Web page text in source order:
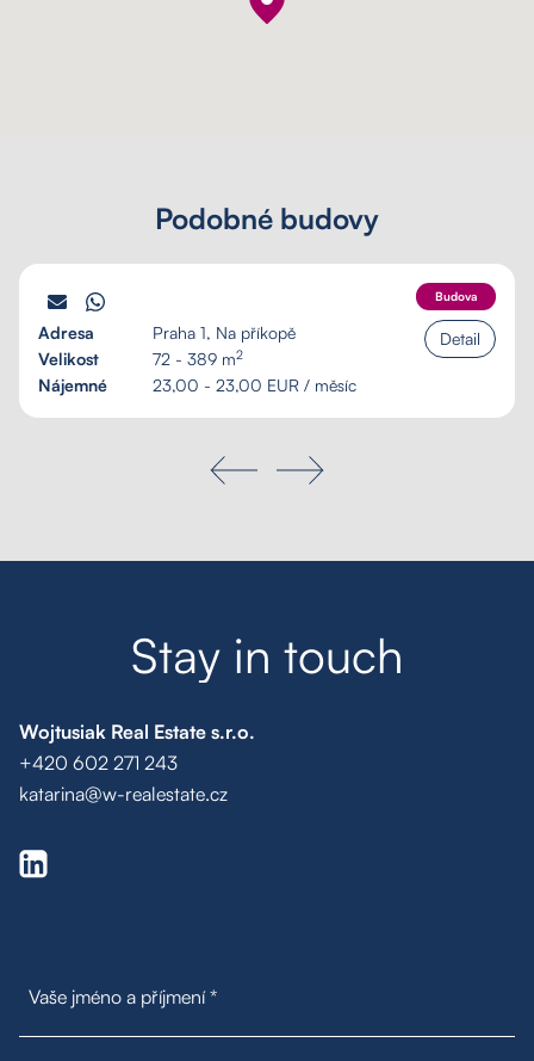
Poptávka na míru
Podobné budovy
PALÁC SCHILLER
Budova
Adresa
Praha 1, Na příkopě
Velikost
72 - 389 m2
Nájemné 23,00 - 23,00 EUR / měsíc
Detail
Stay in touch
Wojtusiak Real Estate s.r.o.
+420 602 271 243
katarina@w-realestate.cz